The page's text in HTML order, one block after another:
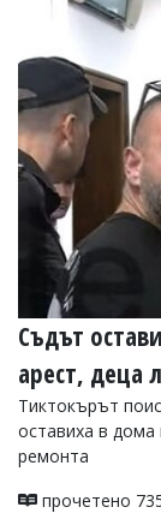
Съдът
арест, деца
Тиктокърът
оставиха в
ремонта
прочетено